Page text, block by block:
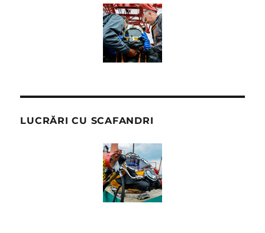
LUCRĂRI CU SCAFANDRI